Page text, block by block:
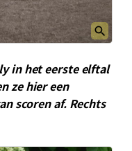
in het eerste elftal
ze hier een
scoren af. Rechts